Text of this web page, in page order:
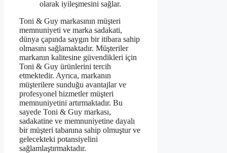
olarak iyileşmesini sağlar.
Toni & Guy markasının müşteri
memnuniyeti ve marka sadakati,
dünya çapında saygın bir itibara sahip
olmasını sağlamaktadır. Müşteriler
markanın kalitesine güvendikleri için
Toni & Guy ürünlerini tercih
etmektedir. Ayrıca, markanın
müşterilere sunduğu avantajlar ve
profesyonel hizmetler müşteri
memnuniyetini artırmaktadır. Bu
sayede Toni & Guy markası,
sadakatine ve memnuniyetine dayalı
bir müşteri tabanına sahip olmuştur ve
gelecekteki potansiyelini
sağlamlaştırmaktadır.